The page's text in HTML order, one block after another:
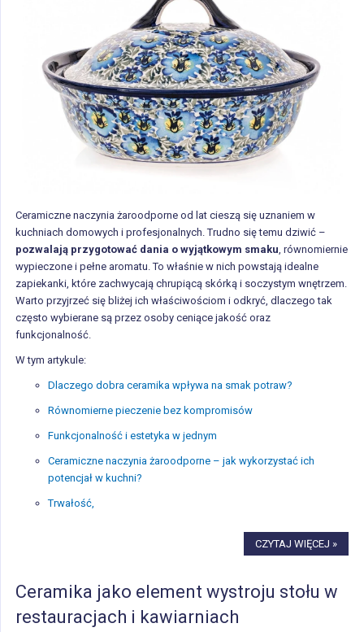
Ceramiczne naczynia żaroodporne od lat cieszą się uznaniem w
kuchniach domowych i profesjonalnych. Trudno się temu dziwić –
pozwalają przygotować dania o wyjątkowym smaku, równomiernie
wypieczone i pełne aromatu. To właśnie w nich powstają idealne
zapiekanki, które zachwycają chrupiącą skórką i soczystym wnętrzem.
Warto przyjrzeć się bliżej ich właściwościom i odkryć, dlaczego tak
często wybierane są przez osoby ceniące jakość oraz
funkcjonalność.
W tym artykule:
Dlaczego dobra ceramika wpływa na smak potraw?
Równomierne pieczenie bez kompromisów
Funkcjonalność i estetyka w jednym
Ceramiczne naczynia żaroodporne – jak wykorzystać ich
potencjał w kuchni?
Trwałość,
CZYTAJ WIĘCEJ »
Ceramika jako element wystroju stołu w
restauracjach i kawiarniach